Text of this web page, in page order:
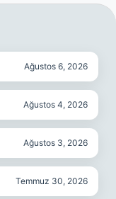
Ağustos 6, 2026
Ağustos 4, 2026
Ağustos 3, 2026
Temmuz 30, 2026